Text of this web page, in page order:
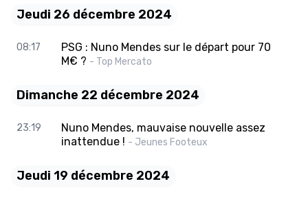
Jeudi 26 décembre 2024
08:17
PSG : Nuno Mendes sur le départ pour 70
M€ ? - Top Mercato
Dimanche 22 décembre 2024
23:19
Nuno Mendes, mauvaise nouvelle assez
inattendue ! - Jeunes Footeux
Jeudi 19 décembre 2024